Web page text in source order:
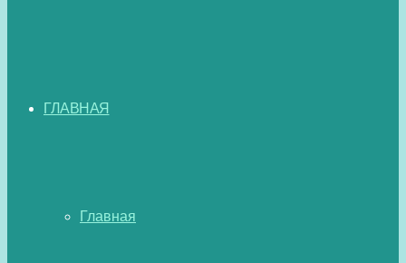
ГЛАВНАЯ
Главная